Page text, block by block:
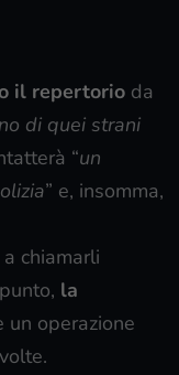
il repertorio da
di quei strani
“un
” e, insomma,
chiamarli
la
un operazione